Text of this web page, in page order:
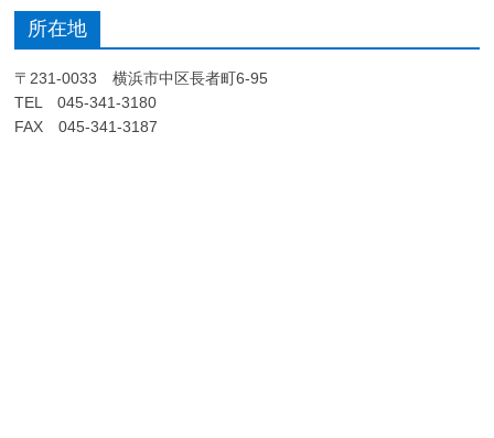
所在地
〒231-0033 横浜市中区長者町6-95
TEL 045-341-3180
FAX 045-341-3187